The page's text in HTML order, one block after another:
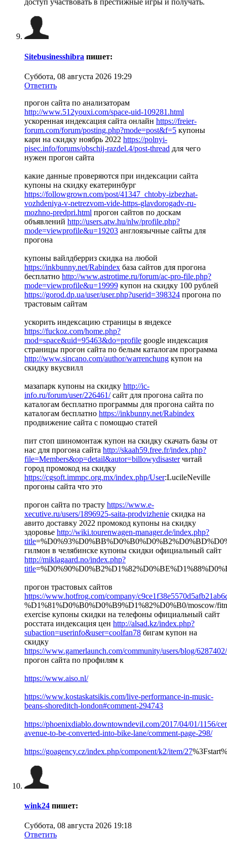
доступ участвовать в престижные игры и получать.
Sitebusinesshibra пишет:
Суббота, 08 августа 2026 19:29
Ответить
прогон сайта по анализаторам
http://www.512youxi.com/space-uid-109281.html
ускоренная индексация сайта онлайн https://freier-
forum.com/forum/posting.php?mode=post&f=5 купоны
кари на скидку ноябрь 2022 https://polnyi-
pisec.info/forums/obschij-razdel.4/post-thread для чего
нужен прогон сайта
какие данные проверяются при индексации сайта
купоны на скидку екатеринбург
https://followgrown.com/post/41347_chtoby-izbezhat-
vozhdeniya-v-netrezvom-vide-https-glavdorogadv-ru-
mozhno-predpri.html прогон сайтов по доскам
объявлений http://users.atw.hu/nlw/profile.php?
mode=viewprofile&u=19203 англоязычные сайты для
прогона
купоны вайлдберриз скидка на любой
https://inkbunny.net/Rabindex база сайтов для прогона
бесплатно http://www.astrotime.ru/forum/ac-pro-file.php?
mode=viewprofile&u=19999 купон на скидку 100 рублей
https://gorod.dp.ua/user/user.php?userid=398324 прогона по
трастовым сайтам
ускорить индексацию страницы в яндексе
https://fuckoz.com/home.php?
mod=space&uid=95463&do=profile google индексация
страницы прогон сайта по белым каталогам программа
http://www.sincano.com/author/warrenchung купон на
скидку вкусвилл
мазапарк купоны на скидку http://ic-
info.ru/forum/user/226461/сайт для прогона сайта по
каталогам бесплатно программы для прогона сайта по
каталогам бесплатно https://inkbunny.net/Rabindex
продвижение сайта с помощью статей
пит стоп шиномонтаж купон на скидку скачать базы от
нас для прогона сайта http://skaah59.free.fr/index.php?
file=Members&op=detail&autor=billowydisasterчитай
город промокод на скидку
https://cgsoft.immpc.org.mx/index.php/User:LucileNeville
прогоны сайта что это
прогон сайта по трасту https://www.e-
xecutive.ru/users/1896925-saita-prodvizhenie скидка на
авито доставку 2022 промокод купоны на скидку
здоровье http://wiki.tourenwagen-manager.de/index.php?
title
гилмон в челябинске купоны скидки официальный сайт
http://miklagaard.no/index.php?
title
прогон трастовых сайтов
https://www.hotfrog.com/company/
%D1%81%D0%B0%D0%B9%D1%82%D0%B0/moscow/
exercise купоны скидки на телефоны официальный сайт
росстата индексация цен http://alsad.kz/index.php?
subaction=userinfo&user=coolfan78 бигам купон на
скидку
https://www.gamerlaunch.com/community/users/blog/
прогон сайта по профилям к
https://www.aiso.nl/
https://www.kostaskatsikis.com/live-performance-in-music-
beans-shoreditch-london#comment-294743
https://phoenixdiablo.downtowndevil.com/2017/04/01/1156/
avenue-to-be-converted-into-bike-lane/comment-page-298/
https://goagency.cz/index.php/component/k2/item/27
wink24 пишет:
Суббота, 08 августа 2026 19:18
Ответить